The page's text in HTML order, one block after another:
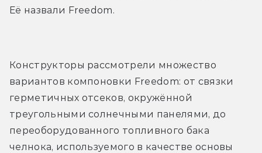
Её назвали Freedom.
Конструкторы рассмотрели множество
вариантов компоновки Freedom: от связки
герметичных отсеков, окружённой
треугольными солнечными панелями, до
переоборудованного топливного бака
челнока, используемого в качестве основы